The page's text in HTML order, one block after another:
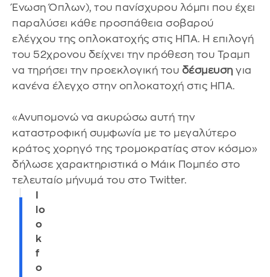
Ένωση Όπλων), του πανίσχυρου λόμπι που έχει
παραλύσει κάθε προσπάθεια σοβαρού
ελέγχου της οπλοκατοχής στις ΗΠΑ. Η επιλογή
του 52χρονου δείχνει την πρόθεση του Τραμπ
να τηρήσει την προεκλογική του δέσμευση για
κανένα έλεγχο στην οπλοκατοχή στις ΗΠΑ.
«Ανυπομονώ να ακυρώσω αυτή την
καταστροφική συμφωνία με το μεγαλύτερο
κράτος χορηγό της τρομοκρατίας στον κόσμο»
δήλωσε χαρακτηριστικά ο Μάικ Πομπέο στο
τελευταίο μήνυμά του στο Twitter.
lo
o
k
f
o